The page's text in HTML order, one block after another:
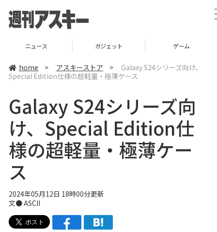
ニュース ガジェット ゲーム
home > アスキーストア >
Galaxy S24シリーズ向け、
Special Edition仕様の超軽量・極薄ケース
Galaxy S24シリーズ向
け、Special Edition仕
様の超軽量・極薄ケー
ス
2024年05月12日 18時00分更新
文● ASCII